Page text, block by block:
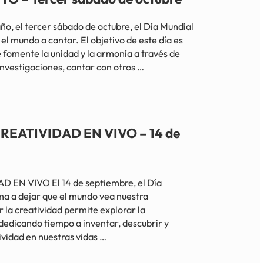
el tercer sábado de octubre, el Día Mundial
mundo a cantar. El objetivo de este día es
la unidad y la armonía a través de
cantar con otros …
sábado de octubre
EN VIVO – 14 de
EN VIVO El 14 de septiembre, el Día
a dejar que el mundo vea nuestra
la creatividad permite explorar la
tiempo a inventar, descubrir y
en nuestras vidas …